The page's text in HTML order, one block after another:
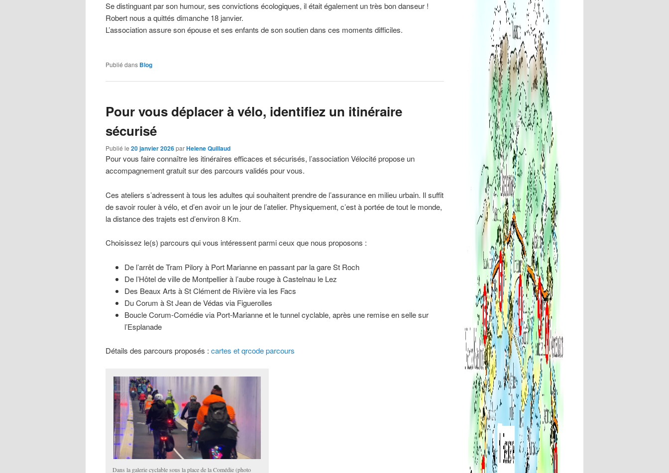
Se distinguant par son humour, ses convictions écologiques, il était également un très bon danseur !
Robert nous a quittés dimanche 18 janvier.
L’association assure son épouse et ses enfants de son soutien dans ces moments difficiles.
Publié dans Blog
Pour vous déplacer à vélo, identifiez un itinéraire
sécurisé
Publié le 20 janvier 2026parHelene Quillaud
Pour vous faire connaître les itinéraires efficaces et sécurisés, l’association Vélocité propose un
accompagnement gratuit sur des parcours validés pour vous.
Ces ateliers s’adressent à tous les adultes qui souhaitent prendre de l’assurance en milieu urbain. Il suffit
de savoir rouler à vélo, et d’en avoir un le jour de l’atelier. Physiquement, c’est à portée de tout le monde,
la distance des trajets est d’environ 8 Km.
Choisissez le(s) parcours qui vous intéressent parmi ceux que nous proposons :
De l’arrêt de Tram Pilory à Port Marianne en passant par la gare St Roch
De l’Hôtel de ville de Montpellier à l’aube rouge à Castelnau le Lez
Des Beaux Arts à St Clément de Rivière via les Facs
Du Corum à St Jean de Védas via Figuerolles
Boucle Corum-Comédie via Port-Marianne et le tunnel cyclable, après une remise en selle sur
l’Esplanade
Détails des parcours proposés : cartes et qrcode parcours
Dans la galerie cyclable sous la place de la Comédie (photo